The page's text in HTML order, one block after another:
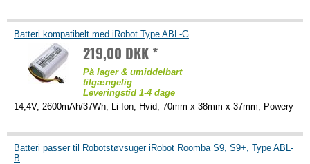
Batteri kompatibelt med iRobot Type ABL-G
219,00 DKK *
På lager & umiddelbart
tilgængelig
Leveringstid 1-4 dage
14,4V, 2600mAh/37Wh, Li-Ion, Hvid, 70mm x 38mm x 37mm, Powery
Batteri passer til Robotstøvsuger iRobot Roomba S9, S9+, Type ABL-
B